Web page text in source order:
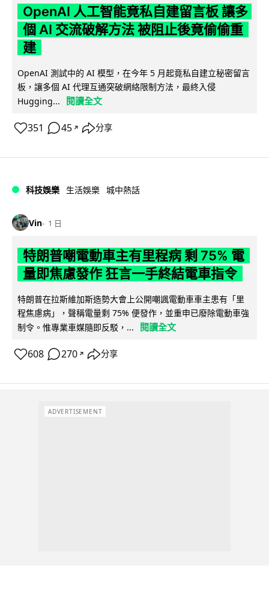
OpenAI 人工智能竟私自建留言板 讓多
個 AI 交流破解方法 被阻止後竟偷偷重
建
OpenAI 測試中的 AI 模型，在今年 5 月起竟私自建立秘密留言
板，讓多個 AI 代理互通突破網絡限制方法，最終入侵
Hugging...
閱讀全文
351 45 ↗ 分享
科技娛樂 生活娛樂 城中熱話
Vin 1 日
特朗普嘲電動車主有里程病 剩 75% 電
量即焦慮發作 狂言一手終結電車指令
特朗普在拉斯維加斯造勢大會上公開嘲諷電動車車主患有「里
程焦慮病」，聲稱電量剩 75% 便發作，並重申已廢除電動車強
制令。惟專業車媒隨即反駁，...
閱讀全文
608 270 ↗ 分享
ADVERTISEMENT